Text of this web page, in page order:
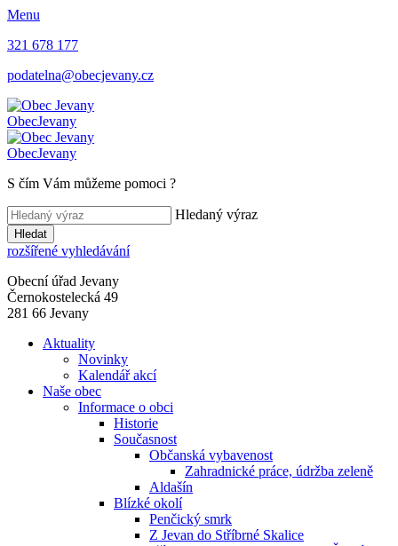
Menu
321 678 177
podatelna@obecjevany.cz
ObecJevany
ObecJevany
S čím Vám můžeme pomoci ?
Hledaný výraz
Hledat
rozšířené vyhledávání
Obecní úřad Jevany
Černokostelecká 49
281 66 Jevany
Aktuality
Novinky
Kalendář akcí
Naše obec
Informace o obci
Historie
Současnost
Občanská vybavenost
Zahradnické práce, údržba zeleně
Aldašín
Blízké okolí
Penčický smrk
Z Jevan do Stříbrné Skalice